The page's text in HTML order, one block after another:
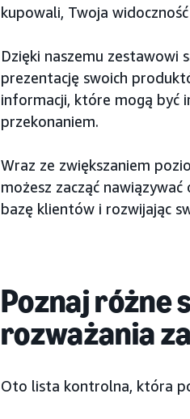
kupowali, Twoja
Dzięki naszemu zestawowi
prezentację swoich
informacji, które mogą być
przekonaniem.
Wraz ze zwiększaniem
możesz zacząć
bazę klientów i rozwijając
Poznaj różne
rozważania
Oto lista kontrolna, która